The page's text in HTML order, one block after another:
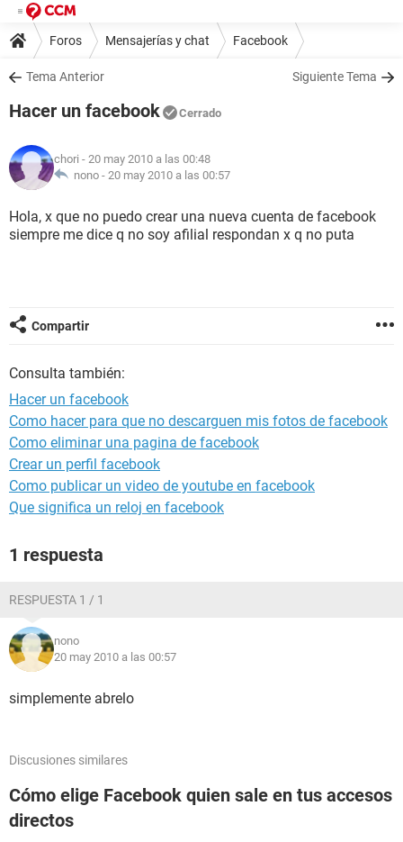
Foros Mensajerías y chat Facebook
Tema Anterior Siguiente Tema
Hacer un facebook Cerrado
chori - 20 may 2010 a las 00:48
nono - 20 may 2010 a las 00:57
Hola, x que no puedo crear una nueva cuenta de facebook
siempre me dice q no soy afilial respondan x q no puta
Compartir
Consulta también:
Hacer un facebook
Como hacer para que no descarguen mis fotos de facebook
Como eliminar una pagina de facebook
Crear un perfil facebook
Como publicar un video de youtube en facebook
Que significa un reloj en facebook
1 respuesta
RESPUESTA 1 / 1
nono
20 may 2010 a las 00:57
simplemente abrelo
Discusiones similares
Cómo elige Facebook quien sale en tus accesos
directos